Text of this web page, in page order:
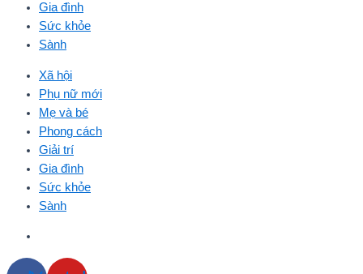
Gia đình
Sức khỏe
Sành
Xã hội
Phụ nữ mới
Mẹ và bé
Phong cách
Giải trí
Gia đình
Sức khỏe
Sành